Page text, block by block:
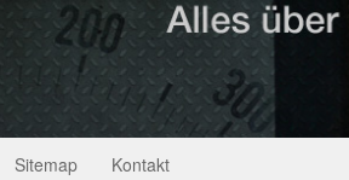
Sitemap Kontakt